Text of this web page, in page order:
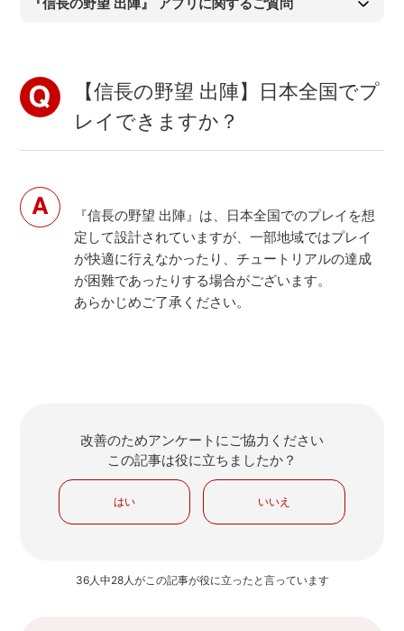
【信長の野望 出陣】日本全国でプ
レイできますか？
『信長の野望 出陣』は、日本全国でのプレイを想
定して設計されていますが、一部地域ではプレイ
が快適に行えなかったり、チュートリアルの達成
が困難であったりする場合がございます。
あらかじめご了承ください。
改善のためアンケートにご協力ください
この記事は役に立ちましたか？
はい いいえ
36人中28人がこの記事が役に立ったと言っています